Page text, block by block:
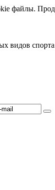
файлы.
видов